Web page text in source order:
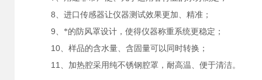
8、进口传感器让仪器测试效果更加、精准；
9、*的防风罩设计，使得仪器称重系统更稳定；
10、样品的含水量、含固量可以同时转换；
11 、加热腔采用纯不锈钢腔罩，耐高温、便于清洁。